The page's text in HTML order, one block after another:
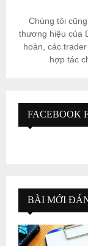
Chúng tôi
thương hiệu của
hoàn, các
hợp tác
FACEBOOK
BÀI MỚI